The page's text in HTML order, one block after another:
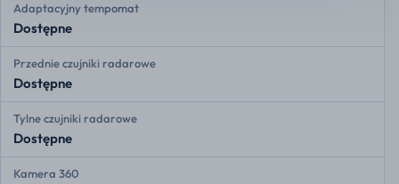
Adaptacyjny tempomat
Dostępne
Przednie czujniki radarowe
Dostępne
Tylne czujniki radarowe
Dostępne
Kamera 360